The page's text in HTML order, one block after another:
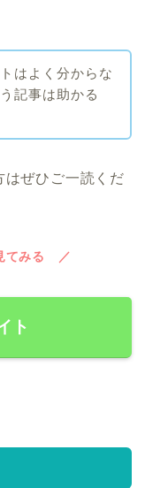
はよく分からな
記事は助かる
はぜひご一読くだ
てみる ／
ト